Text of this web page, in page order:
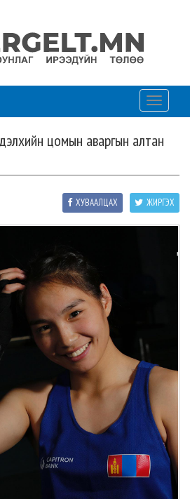
Toggle
дэлхийн цомын аваргын алтан
ЖИРГЭХ
ХУВААЛЦАХ